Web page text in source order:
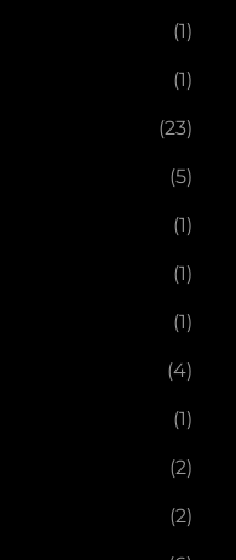
(1)
(1)
(23)
(5)
(1)
(1)
(1)
(4)
(1)
(2)
(2)